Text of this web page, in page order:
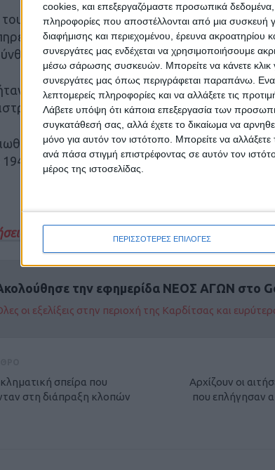
cookies, και επεξεργαζόμαστε προσωπικά
πληροφορίες που αποστέλλονται από μια συσκευή
διαφήμισης και περιεχομένου, έρευνα ακροατηρίου
συνεργάτες μας ενδέχεται να χρησιμοποιήσουμε
μέσω σάρωσης συσκευών. Μπορείτε να κάνετε κλικ
συνεργάτες μας όπως περιγράφεται παραπάνω.
λεπτομερείς πληροφορίες και να αλλάξετε τις
Λάβετε υπόψη ότι κάποια επεξεργασία των
συγκατάθεσή σας, αλλά έχετε το δικαίωμα να
μόνο για αυτόν τον ιστότοπο. Μπορείτε να
ανά πάσα στιγμή επιστρέφοντας σε αυτόν τον
μέρος της ιστοσελίδας.
ΠΕΡΙΣΣΟΤΕΡΕΣ ΕΠΙΛΟΓΕΣ
Βρετανού πρωθυπουργού ήρθε μετά την
ότι ο πληθωρισμός βάσει του Δείκτη
στο 2,3% τον Απρίλιο, από 3,2% τον
ένα «σημαντικό ορόσημο» για τη χώρα, με
σε φυσιολογικά» επίπεδα.
ότι η τελευταία φορά που το Ηνωμένο
Σήμερα
την εφημερίδα ΝΕΟΣ ΑΓΩΝ στο
οι εξελίξεις στην περιοχή της Καρδίτσας και
σπείρα που
στη διάπραξη κλοπών
Αρχίζουν οι
που επλήγησαν